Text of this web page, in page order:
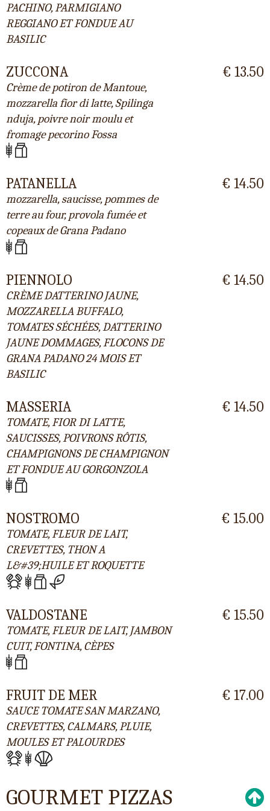
PACHINO, PARMIGIANO
REGGIANO ET FONDUE AU
BASILIC
ZUCCONA
Crème de potiron de Mantoue,
mozzarella fior di latte, Spilinga
nduja, poivre noir moulu et
fromage pecorino Fossa
€ 13.50
PATANELLA
mozzarella, saucisse, pommes de
terre au four, provola fumée et
copeaux de Grana Padano
€ 14.50
PIENNOLO
CRÈME DATTERINO JAUNE,
MOZZARELLA BUFFALO,
TOMATES SÉCHÉES, DATTERINO
JAUNE DOMMAGES, FLOCONS DE
GRANA PADANO 24 MOIS ET
BASILIC
€ 14.50
MASSERIA
TOMATE, FIOR DI LATTE,
SAUCISSES, POIVRONS RÔTIS,
CHAMPIGNONS DE CHAMPIGNON
ET FONDUE AU GORGONZOLA
€ 14.50
NOSTROMO
TOMATE, FLEUR DE LAIT,
CREVETTES, THON A
L&#39;HUILE ET ROQUETTE
€ 15.00
VALDOSTANE
TOMATE, FLEUR DE LAIT, JAMBON
CUIT, FONTINA, CÈPES
€ 15.50
FRUIT DE MER
SAUCE TOMATE SAN MARZANO,
CREVETTES, CALMARS, PLUIE,
MOULES ET PALOURDES
€ 17.00
GOURMET PIZZAS